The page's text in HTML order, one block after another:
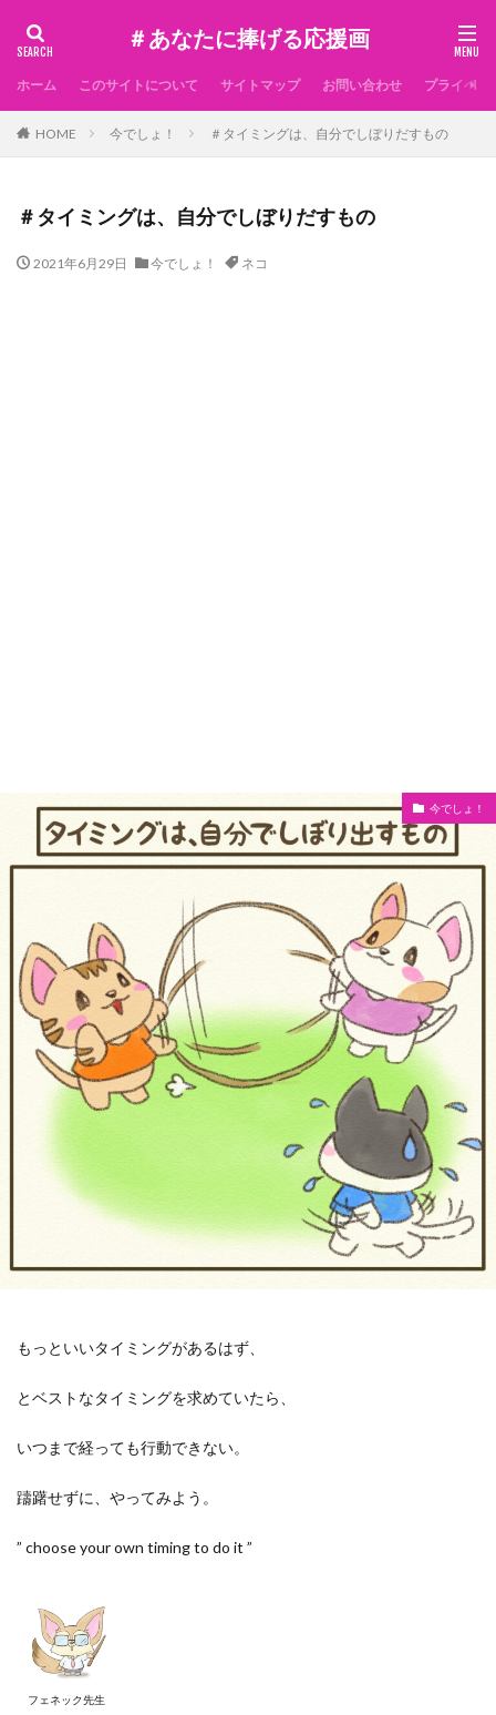
＃あなたに捧げる応援画
ホーム このサイトについて サイトマップ お問い合わせ プライベー
HOME 今でしょ！ ＃タイミングは、自分でしぼりだすもの
＃タイミングは、自分でしぼりだすもの
2021年6月29日 今でしょ！ ネコ
今でしょ！
もっといいタイミングがあるはず、
とベストなタイミングを求めていたら、
いつまで経っても行動できない。
躊躇せずに、やってみよう。
” choose your own timing to do it ”
フェネック先生